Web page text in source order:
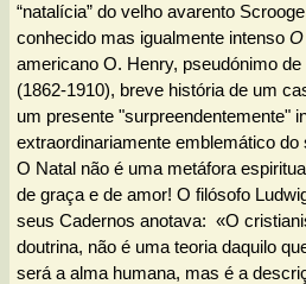
“natalícia” do velho avarento
conhecido mas igualmente intenso
americano O. Henry, pseudónimo
(1862-1910), breve história de um
um presente "surpreendentemente"
extraordinariamente emblemático do
O Natal não é uma metáfora
de graça e de amor! O filósofo
seus Cadernos anotava: «O
doutrina, não é uma teoria daquilo
será a alma humana, mas é a